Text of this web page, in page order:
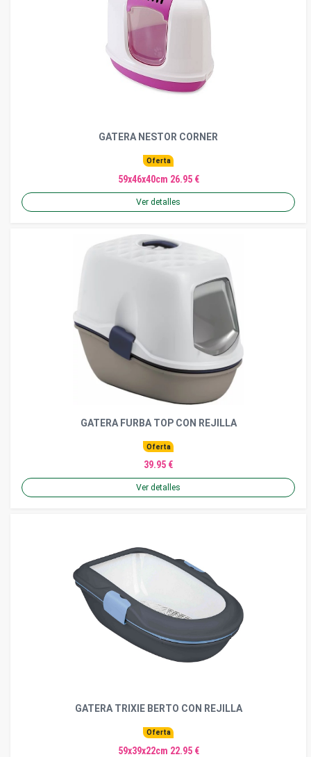
GATERA NESTOR CORNER
Oferta
59x46x40cm 26.95 €
Ver detalles
GATERA FURBA TOP CON REJILLA
Oferta
39.95 €
Ver detalles
GATERA TRIXIE BERTO CON REJILLA
Oferta
59x39x22cm 22.95 €